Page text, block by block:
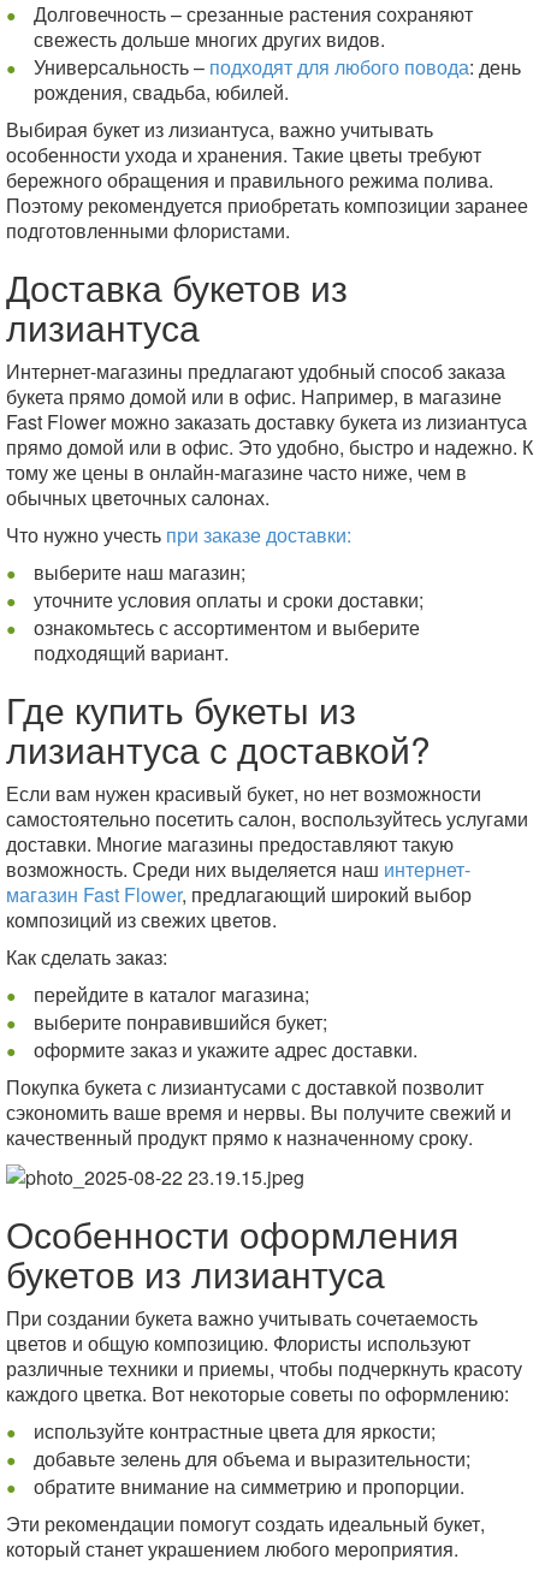
Долговечность – срезанные растения сохраняют
свежесть дольше многих других видов.
Универсальность – подходят для любого повода: день
рождения, свадьба, юбилей.
Выбирая букет из лизиантуса, важно учитывать
особенности ухода и хранения. Такие цветы требуют
бережного обращения и правильного режима полива.
Поэтому рекомендуется приобретать композиции заранее
подготовленными флористами.
Доставка букетов из
лизиантуса
Интернет-магазины предлагают удобный способ заказа
букета прямо домой или в офис. Например, в магазине
Fast Flower можно заказать доставку букета из лизиантуса
прямо домой или в офис. Это удобно, быстро и надежно. К
тому же цены в онлайн-магазине часто ниже, чем в
обычных цветочных салонах.
Что нужно учесть при заказе доставки:
выберите наш магазин;
уточните условия оплаты и сроки доставки;
ознакомьтесь с ассортиментом и выберите
подходящий вариант.
Где купить букеты из
лизиантуса с доставкой?
Если вам нужен красивый букет, но нет возможности
самостоятельно посетить салон, воспользуйтесь услугами
доставки. Многие магазины предоставляют такую
возможность. Среди них выделяется наш интернет-
магазин Fast Flower, предлагающий широкий выбор
композиций из свежих цветов.
Как сделать заказ:
перейдите в каталог магазина;
выберите понравившийся букет;
оформите заказ и укажите адрес доставки.
Покупка букета с лизиантусами с доставкой позволит
сэкономить ваше время и нервы. Вы получите свежий и
качественный продукт прямо к назначенному сроку.
Особенности оформления
букетов из лизиантуса
При создании букета важно учитывать сочетаемость
цветов и общую композицию. Флористы используют
различные техники и приемы, чтобы подчеркнуть красоту
каждого цветка. Вот некоторые советы по оформлению:
используйте контрастные цвета для яркости;
добавьте зелень для объема и выразительности;
обратите внимание на симметрию и пропорции.
Эти рекомендации помогут создать идеальный букет,
который станет украшением любого мероприятия.